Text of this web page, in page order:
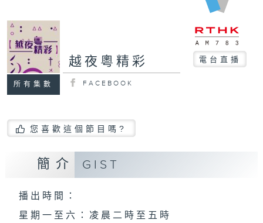
所有集數
越夜粵精彩 電台直播
FACEBOOK
您喜歡這個節目嗎?
簡介 GIST
播 出 時 間 ：
星 期 一 至 六 ： 凌 晨 二 時 至 五 時